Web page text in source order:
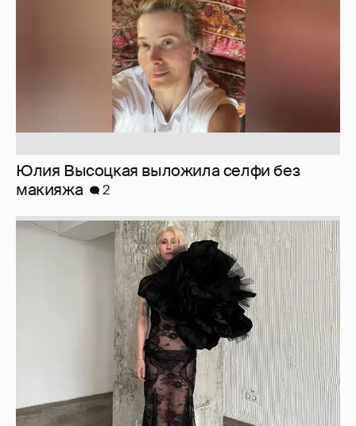
Юлия Высоцкая выложила селфи без
макияжа
2